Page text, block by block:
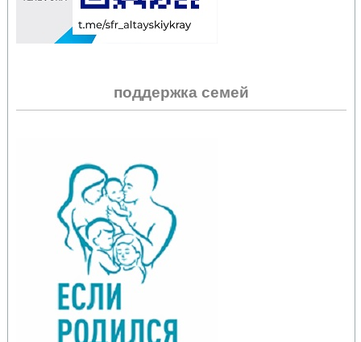
поддержка семей